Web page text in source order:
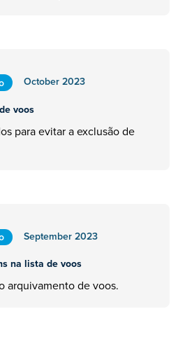
October 2023
voos
para evitar a exclusão de
September 2023
na lista de voos
arquivamento de voos.